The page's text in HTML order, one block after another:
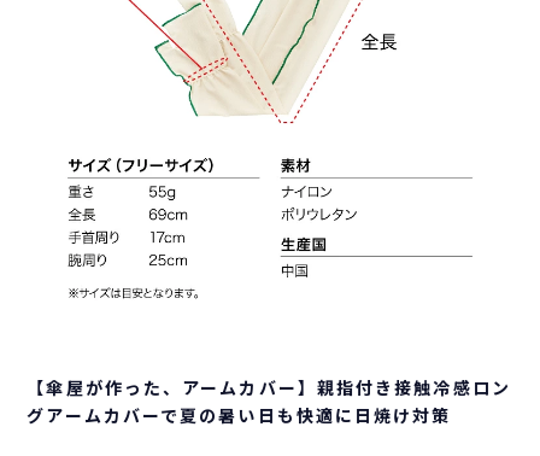
【傘屋が作った、アームカバー】親指付き接触冷感ロン
グアームカバーで夏の暑い日も快適に日焼け対策